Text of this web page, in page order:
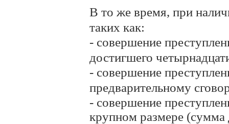
В то же время, при
таких как:
- совершение
достигшего
- совершение
предварительному
- совершение
крупном размере